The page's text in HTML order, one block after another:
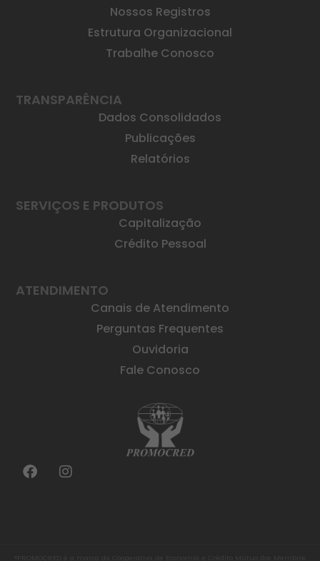
Nossos Registros
Estrutura Organizacional
Trabalhe Conosco
TRANSPARÊNCIA
Dados Consolidados
Publicações
Relatórios
SERVIÇOS E PRODUTOS
Capitalização
Crédito Pessoal
ATENDIMENTO
Canais de Atendimento
Perguntas Frequentes
Ouvidoria
Fale Conosco